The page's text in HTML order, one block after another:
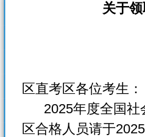
关于
区直考区各位考生
2025年度全国社
区合格人员请于